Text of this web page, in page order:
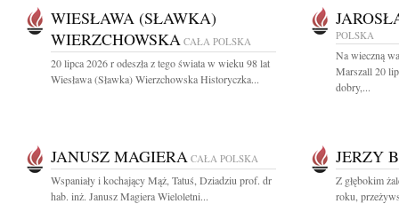
WIESŁAWA (SŁAWKA)
WIERZCHOWSKA CAŁA POLSKA
20 lipca 2026 r odeszła z tego świata w wieku 98 lat
Wiesława (Sławka) Wierzchowska Historyczka...
POLSKA
Na wieczną
Marszall 20
dobry,...
JANUSZ MAGIERA CAŁA POLSKA
Wspaniały i kochający Mąż, Tatuś, Dziadziu prof. dr
hab. inż. Janusz Magiera Wieloletni...
JERZY
Z głębokim
roku,